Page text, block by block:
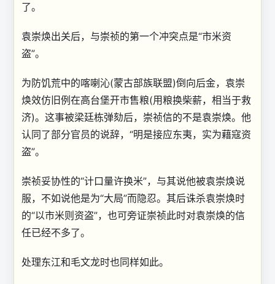
了。
袁崇焕出关后，与崇祯的第一个冲突点是“市米资
盗”。
为防饥荒中的喀喇沁(蒙古部族联盟)倒向后金，袁崇
焕效仿旧例在高台堡开市售粮(用粮换柴薪，相当于救
济)。这事被梁廷栋弹劾后，崇祯信的不是袁崇焕。他
认同了部分官员的说辞，“明是接应东夷，实为藉寇资
盗”。
崇祯妥协性的“计口量许换米”，与其说他被袁崇焕说
服，不如说他是为“大局”而隐忍。其后诛杀袁崇焕时
的“以市米则资盗”，也可旁证崇祯此时对袁崇焕的信
任已经不多了。
处理东江和毛文龙时也同样如此。